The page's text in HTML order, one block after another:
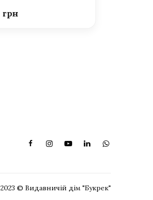
2023 © Видавничій дім "Букрек"